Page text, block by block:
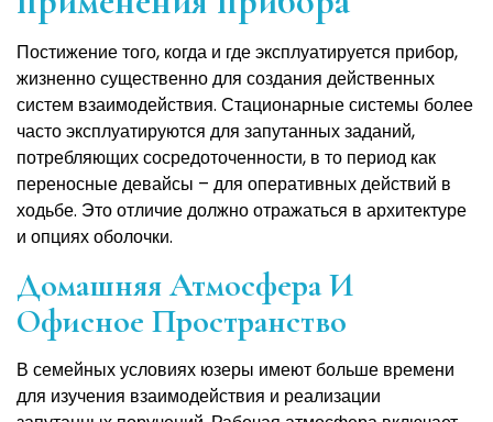
Постижение того, когда и где эксплуатируется прибор,
жизненно существенно для создания действенных
систем взаимодействия. Стационарные системы более
часто эксплуатируются для запутанных заданий,
потребляющих сосредоточенности, в то период как
переносные девайсы – для оперативных действий в
ходьбе. Это отличие должно отражаться в архитектуре
и опциях оболочки.
Домашняя Атмосфера И
Офисное Пространство
В семейных условиях юзеры имеют больше времени
для изучения взаимодействия и реализации